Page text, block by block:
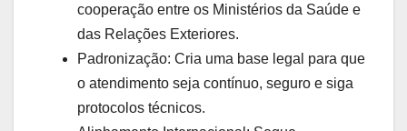
cooperação entre os Ministérios da Saúde e
das Relações Exteriores.
Padronização: Cria uma base legal para que
o atendimento seja contínuo, seguro e siga
protocolos técnicos.